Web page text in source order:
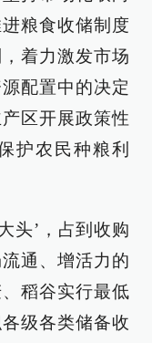
粮食收储制度
着力激发市场
配置中的决定
区开展政策性
护农民种粮利
头’，占到收购
通、增活力的
稻谷实行最低
级各类储备收